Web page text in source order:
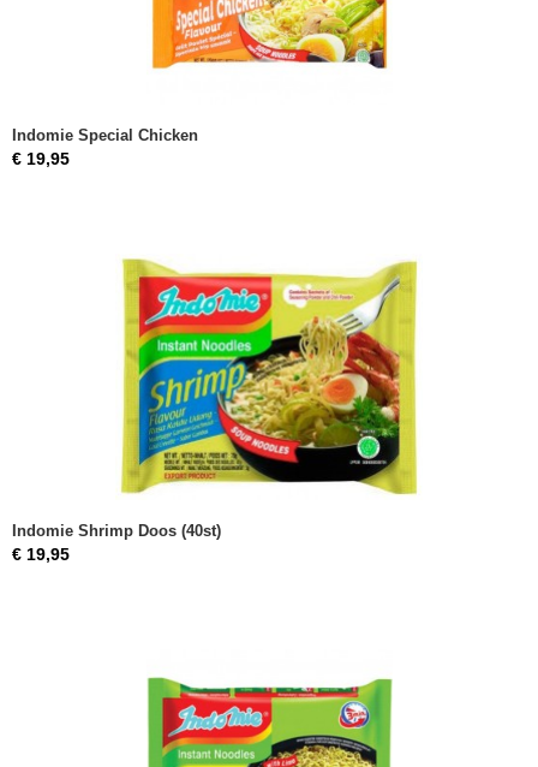
Indomie Special Chicken
€ 19,95
Indomie Shrimp Doos (40st)
€ 19,95